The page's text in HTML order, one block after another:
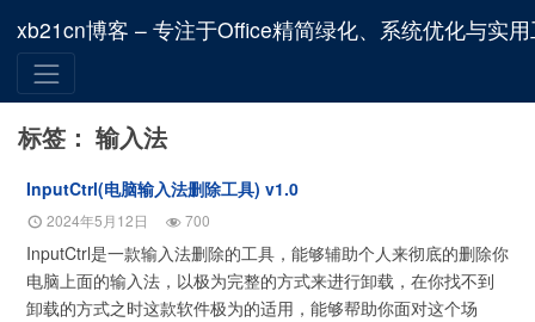
xb21cn博客 – 专注于Office精简绿化、系统优化与实
标签： 输入法
InputCtrl(电脑输入法删除工具) v1.0
2024年5月12日 700
InputCtrl是一款输入法删除的工具，能够辅助个人来彻底的删除你
电脑上面的输入法，以极为完整的方式来进行卸载，在你找不到
卸载的方式之时这款软件极为的适用，能够帮助你面对这个场